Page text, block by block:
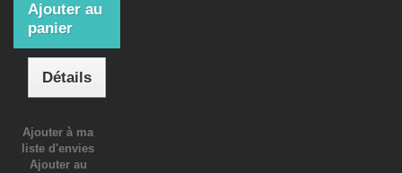
Ajouter au
panier
Détails
Ajouter à ma
liste d'envies
Ajouter au